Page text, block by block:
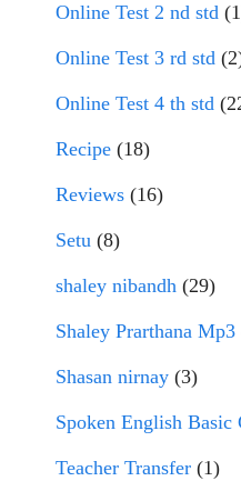
Online Test 2 nd std
Online Test 3 rd std
Online Test 4 th std
Recipe (18)
Reviews (16)
Setu (8)
shaley nibandh (29)
Shaley Prarthana Mp3
Shasan nirnay (3)
Spoken English Basic
Teacher Transfer (1)